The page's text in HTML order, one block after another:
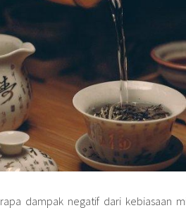
dampak negatif dari kebiasaan